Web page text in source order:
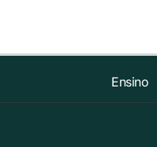
Ensino